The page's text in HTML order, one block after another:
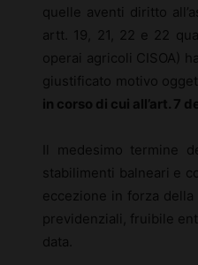
quelle aventi diritto
artt. 19, 21, 22 e 22
operai agricoli CISOA)
giustificato motivo
in corso di cui all’art. 7
Il medesimo termine
stabilimenti balneari e
eccezione in forza
previdenziali, fruibile
data.